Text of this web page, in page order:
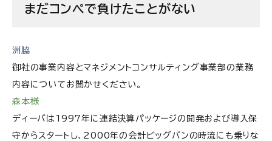
まだコンペで負けたことがない
洲脇
御社の事業内容とマネジメントコンサルティング事業部の業務
内容についてお聞かせください。
森本様
ディーバは1997年に連結決算パッケージの開発および導入保
守からスタートし、2000年の会計ビッグバンの時流にも乗りな